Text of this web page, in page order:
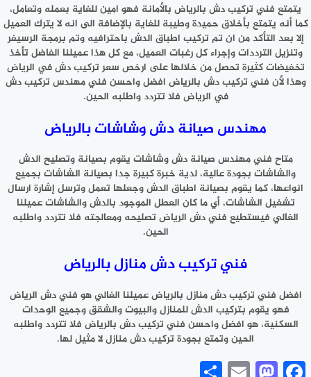
يتمتع فني تركيب دش بالرياض بالأمانة فهو امين للغاية بعمله وتعامل،
كما أنه يتمتع بأخلاق حميدة وطيبة للغاية بالإضافة الى انه لا يترك العميل
إلا بعد التأكد من ان تم تركيب اطباق الدش باحترافيه وتم برمجة الرسيفر
وتنزيل الترددات وإجراء كل رغبات العميل، مع كل هذا عميلنا الفاضل تأخذ
تخفيضات كثيرة تحصل من خلالها على ارخص سعر تركيب دش في الرياض
وهذا لأن فني تركيب دش بالرياض افضل واحسن فني مهندس تركيب دش
في الرياض فلا تتردد واطلبه الحين.
مهندس صيانة دش وشاشات بالرياض
متاح فني مهندس صيانة دش وشاشات يقوم بصيانة وتصليح الدش
والشاشات بجودة عالية، لدية خبرة كبيرة جدا بصيانة الشاشات بجميع
انواعها، كما يقوم بصيانة اطباق الدش وجعلها تعمل وترسل إشارة ارسال
تشغيل الشاشات، أي ما كان العطل الموجود بالدش والشاشات عميلنا
الغالي فيستطيع فني دش الرياض تصليحه ومعالجته فلا تتردد واطلبه
الحين.
فني تركيب دش منازل بالرياض
افضل فني تركيب دش منازل بالرياض عميلنا الغالي هو فني دش الرياض
فهو يقوم بتركيب الدش للمنازل والبيوت والشقق وجميع الوحدات
السكنية، هو افضل واحسن فني تركيب دش بالرياض فلا تتردد واطلبه
الحين وتمتع بجودة تركيب دش منازل لا مثيل لها.